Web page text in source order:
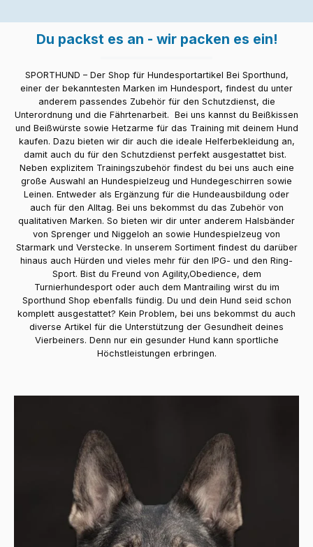
Du packst es an - wir packen es ein!
SPORTHUND – Der Shop für Hundesportartikel Bei Sporthund,
einer der bekanntesten Marken im Hundesport, findest du unter
anderem passendes Zubehör für den Schutzdienst, die
Unterordnung und die Fährtenarbeit. Bei uns kannst du Beißkissen
und Beißwürste sowie Hetzarme für das Training mit deinem Hund
kaufen. Dazu bieten wir dir auch die ideale Helferbekleidung an,
damit auch du für den Schutzdienst perfekt ausgestattet bist.
Neben explizitem Trainingszubehör findest du bei uns auch eine
große Auswahl an Hundespielzeug und Hundegeschirren sowie
Leinen. Entweder als Ergänzung für die Hundeausbildung oder
auch für den Alltag. Bei uns bekommst du das Zubehör von
qualitativen Marken. So bieten wir dir unter anderem Halsbänder
von Sprenger und Niggeloh an sowie Hundespielzeug von
Starmark und Verstecke. In unserem Sortiment findest du darüber
hinaus auch Hürden und vieles mehr für den IPG- und den Ring-
Sport. Bist du Freund von Agility,Obedience, dem
Turnierhundesport oder auch dem Mantrailing wirst du im
Sporthund Shop ebenfalls fündig. Du und dein Hund seid schon
komplett ausgestattet? Kein Problem, bei uns bekommst du auch
diverse Artikel für die Unterstützung der Gesundheit deines
Vierbeiners. Denn nur ein gesunder Hund kann sportliche
Höchstleistungen erbringen.